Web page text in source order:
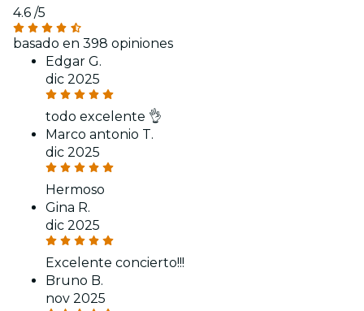
4.6 /5
basado en 398 opiniones
Edgar G.
dic 2025
todo excelente 👌
Marco antonio T.
dic 2025
Hermoso
Gina R.
dic 2025
Excelente concierto!!!
Bruno B.
nov 2025